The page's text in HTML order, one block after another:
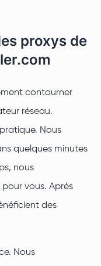
proxys de
contourner
réseau.
Nous
quelques minutes
nous
vous. Après
des
Nous